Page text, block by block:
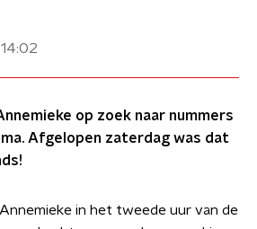
14:02
op zoek naar nummers
Afgelopen zaterdag was dat
in het tweede uur van de